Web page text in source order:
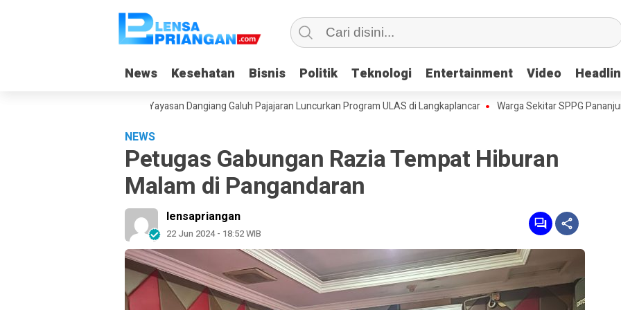
News Kesehatan Bisnis Politik Teknologi Entertainment Video
News Kesehatan Bisnis Politik Teknologi Entertainment Video
Gadget Saat Liburan, Yayasan Dangiang Galuh Pajajaran Luncurkan Program ULAS di Langkaplancar Warga Sekitar SPPG Pananjung Dua
NEWS
Petugas Gabungan Razia Tempat Hiburan
Malam di Pangandaran
lensapriangan
22 Jun 2024 - 18:52 WIB